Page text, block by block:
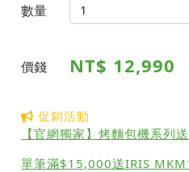
數量
價錢 NT$ 12,990
促銷活動
【官網獨家】烤麵包機系列
單筆滿$15,000送IRIS